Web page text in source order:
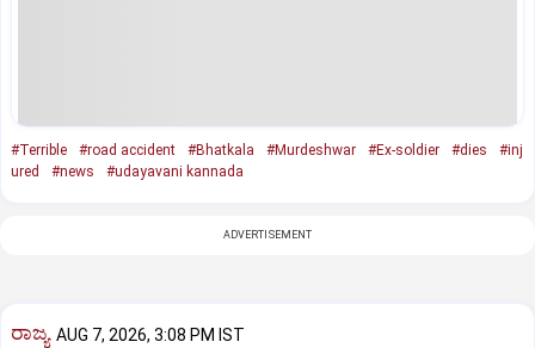
#Terrible #road accident #Bhatkala #Murdeshwar #Ex-soldier #dies
#inj
ured
#news #udayavani kannada
ADVERTISEMENT
ರಾಜ್ಯ AUG 7, 2026, 3:08 PM IST